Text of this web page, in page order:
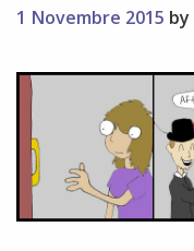
1 Novembre 2015 by